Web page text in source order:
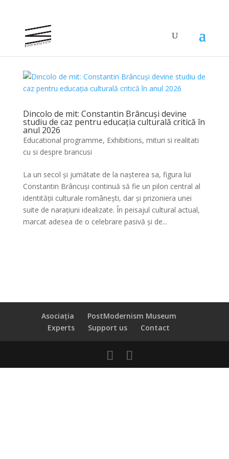
Dincolo de mit: Constantin Brâncuși devine
studiu de caz pentru educația culturală critică în
anul 2026
Educational programme, Exhibitions, mituri si realitati
cu si despre brancusi
La un secol și jumătate de la nașterea sa, figura lui
Constantin Brâncuși continuă să fie un pilon central al
identității culturale românești, dar și prizoniera unei
suite de narațiuni idealizate. În peisajul cultural actual,
marcat adesea de o celebrare pasivă și de...
Asociația
PostModernism Museum
Experts
Support us Contact